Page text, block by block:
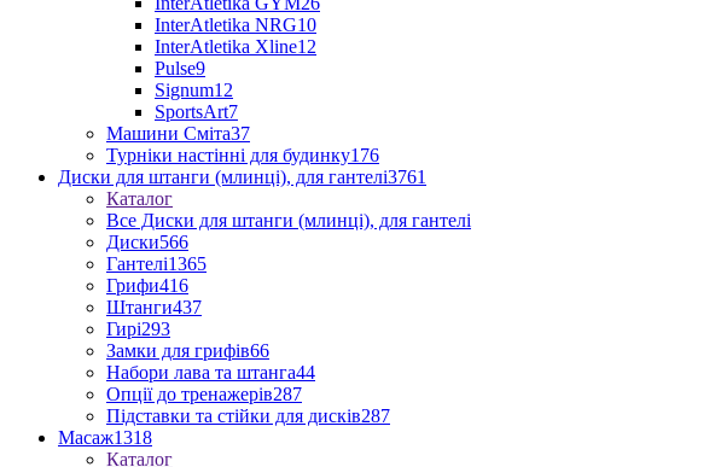
InterAtletika NRG10
InterAtletika Xline12
Pulse9
Signum12
SportsArt7
Машини Сміта37
Турніки настінні для будинку176
Диски для штанги (млинці), для гантелі3761
Каталог
Все Диски для штанги (млинці), для гантелі
Диски566
Гантелі1365
Грифи416
Штанги437
Гирі293
Замки для грифів66
Набори лава та штанга44
Опції до тренажерів287
Підставки та стійки для дисків287
Масаж1318
Каталог